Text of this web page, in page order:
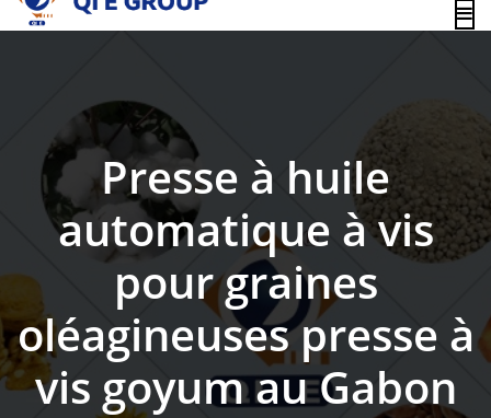
content
Presse à huile
automatique à vis
pour graines
oléagineuses presse à
vis goyum au Gabon